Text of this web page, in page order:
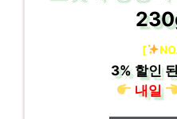
[
3%할인
내일